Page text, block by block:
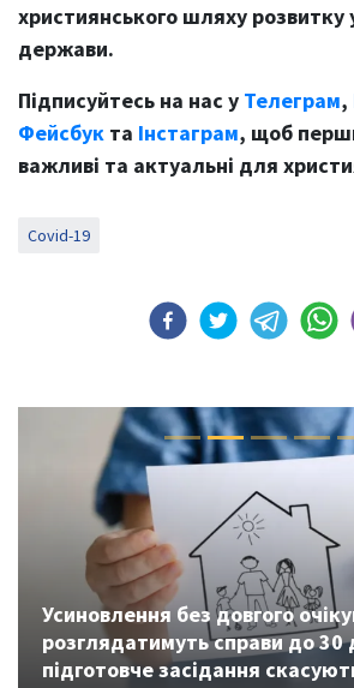
християнського шляху розвитку
держави.
Підписуйтесь на нас у Телеграм,
Фейсбук та Інстаграм, щоб
важливі та актуальні для
Covid-19
Усиновлення без довгого
розглядатимуть справи до 30
підготовче засідання
Previous